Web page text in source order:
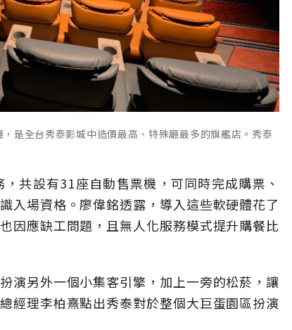
是全台秀泰影城中造價最高、特殊廳最多的旗艦店。秀泰
共設有31座自動售票機，可同時完成購票、
入場資格。廖偉銘透露，導入這些軟硬體花了
因應缺工問題，且無人化服務模式提升購餐比
演另外一個小集客引擎，加上一旁的松菸，讓
經理李柏熹點出秀泰對於整個大巨蛋園區扮演